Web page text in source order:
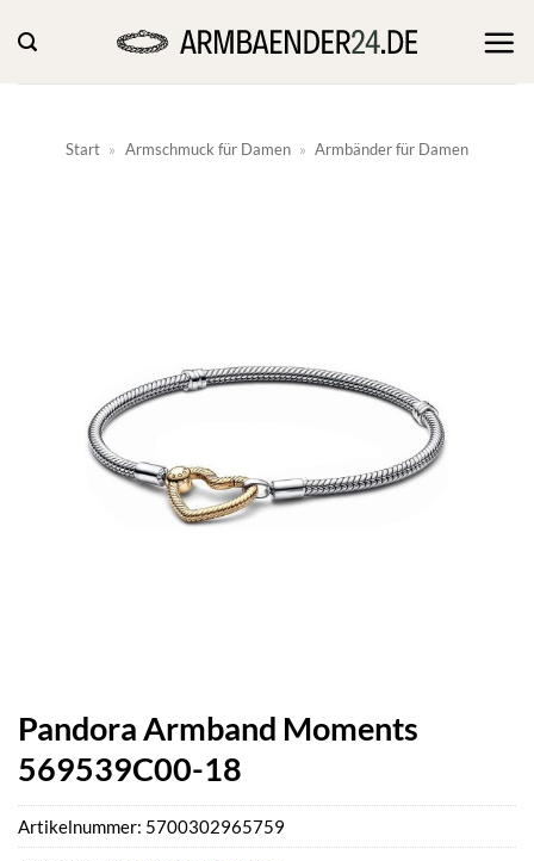
Inhalt
springen
Start » Armschmuck für Damen » Armbänder für Damen
Pandora Armband Moments
569539C00-18
Artikelnummer: 5700302965759